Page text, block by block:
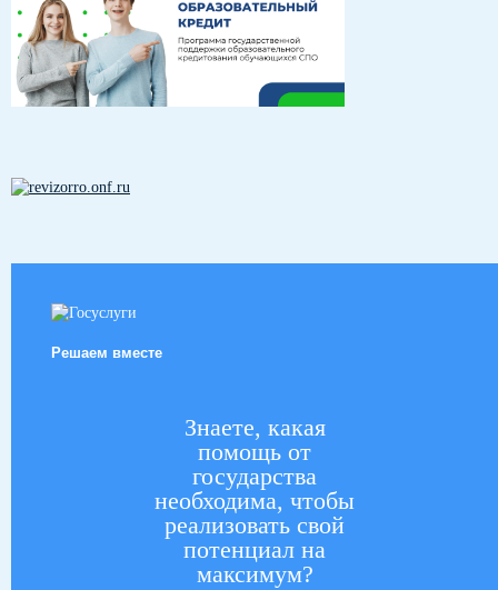
Решаем вместе
Знаете, какая
помощь от
государства
необходима, чтобы
реализовать свой
потенциал на
максимум?